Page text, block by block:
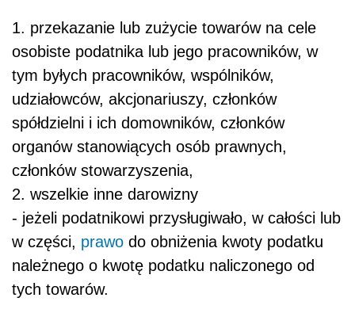
1. przekazanie lub zużycie towarów na cele
osobiste podatnika lub jego pracowników, w
tym byłych pracowników, wspólników,
udziałowców, akcjonariuszy, członków
spółdzielni i ich domowników, członków
organów stanowiących osób prawnych,
członków stowarzyszenia,
2. wszelkie inne darowizny
- jeżeli podatnikowi przysługiwało, w całości lub
w części, prawo do obniżenia kwoty podatku
należnego o kwotę podatku naliczonego od
tych towarów.